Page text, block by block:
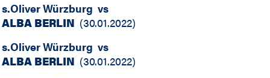
s.Oliver Würzburg vs
ALBA BERLIN (30.01.2022)
s.Oliver Würzburg vs
ALBA BERLIN (30.01.2022)